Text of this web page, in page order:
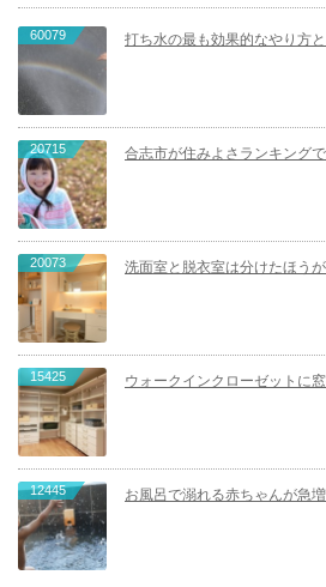
60079 打ち水の最も効果的なやり方
20715 合志市が住みよさランキング
20073 洗面室と脱衣室は分けたほう
15425 ウォークインクローゼットに
12445 お風呂で溺れる赤ちゃんが急